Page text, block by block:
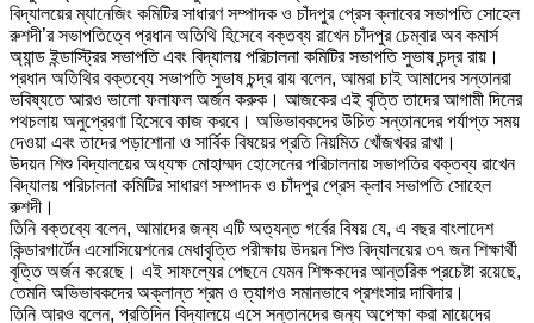
বিদ্যালয়ের ম্যানেজিং কমিটির সাধারণ সম্পাদক ও চাঁদপুর প্রেস ক্লাবের সভাপতি সোহেল
রুশদী’র সভাপতিত্বে প্রধান অতিথি হিসেবে বক্তব্য রাখেন চাঁদপুর চেম্বার অব কমার্স
অ্যান্ড ইন্ডাস্ট্রির সভাপতি এবং বিদ্যালয় পরিচালনা কমিটির সভাপতি সুভাষ চন্দ্র রায়।
প্রধান অতিথির বক্তব্যে সভাপতি সুভাষ চন্দ্র রায় বলেন, আমরা চাই আমাদের সন্তানরা
ভবিষ্যতে আরও ভালো ফলাফল অর্জন করুক। আজকের এই বৃত্তি তাদের আগামী দিনের
পথচলায় অনুপ্রেরণা হিসেবে কাজ করবে। অভিভাবকদের উচিত সন্তানদের পর্যাপ্ত সময়
দেওয়া এবং তাদের পড়াশোনা ও সার্বিক বিষয়ের প্রতি নিয়মিত খোঁজখবর রাখা।
উদয়ন শিশু বিদ্যালয়ের অধ্যক্ষ মোহাম্মদ হোসেনের পরিচালনায় সভাপতির বক্তব্য রাখেন
বিদ্যালয় পরিচালনা কমিটির সাধারণ সম্পাদক ও চাঁদপুর প্রেস ক্লাব সভাপতি সোহেল
রুশদী।
তিনি বক্তব্যে বলেন, আমাদের জন্য এটি অত্যন্ত গর্বের বিষয় যে, এ বছর বাংলাদেশ
কিন্ডারগার্টেন এসোসিয়েশনের মেধাবৃত্তি পরীক্ষায় উদয়ন শিশু বিদ্যালয়ের ৩৭ জন শিক্ষার্থী
বৃত্তি অর্জন করেছে। এই সাফল্যের পেছনে যেমন শিক্ষকদের আন্তরিক প্রচেষ্টা রয়েছে,
তেমনি অভিভাবকদের অক্লান্ত শ্রম ও ত্যাগও সমানভাবে প্রশংসার দাবিদার।
তিনি আরও বলেন, প্রতিদিন বিদ্যালয়ে এসে সন্তানদের জন্য অপেক্ষা করা মায়েদের